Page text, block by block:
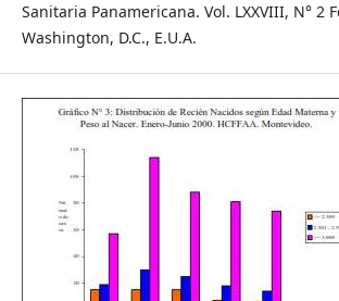
Sanitaria Panamericana. Vol. LXXVIII, N° 2
Washington, D.C., E.U.A.